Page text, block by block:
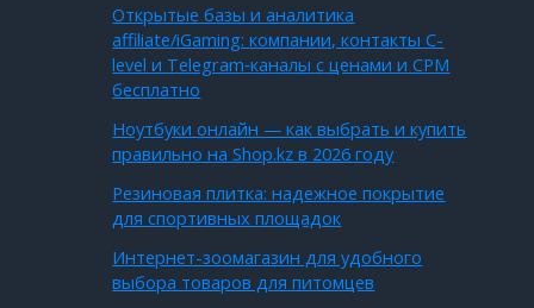
Открытые базы и аналитика
affiliate/iGaming: компании, контакты C-
level и Telegram‑каналы с ценами и CPM
бесплатно
Ноутбуки онлайн — как выбрать и купить
правильно на Shop.kz в 2026 году
Резиновая плитка: надежное покрытие
для спортивных площадок
Интернет-зоомагазин для удобного
выбора товаров для питомцев